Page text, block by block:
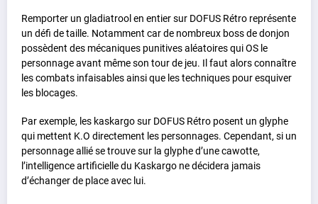
Remporter un gladiatrool en entier sur DOFUS Rétro représente
un défi de taille. Notamment car de nombreux boss de donjon
possèdent des mécaniques punitives aléatoires qui OS le
personnage avant même son tour de jeu. Il faut alors connaître
les combats infaisables ainsi que les techniques pour esquiver
les blocages.
Par exemple, les kaskargo sur DOFUS Rétro posent un glyphe
qui mettent K.O directement les personnages. Cependant, si un
personnage allié se trouve sur la glyphe d’une cawotte,
l’intelligence artificielle du Kaskargo ne décidera jamais
d’échanger de place avec lui.